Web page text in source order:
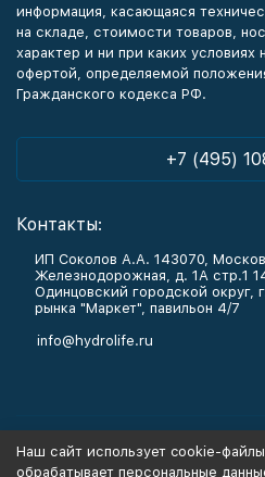
информация, касающаяся
на складе, стоимости товаров,
характер и ни при каких условиях
офертой, определяемой
Гражданского кодекса РФ.
+7 (495)
Контакты:
ИП Соколов А.А. 143070,
Железнодорожная, д. 1А стр.1
Одинцовский городской округ,
рынка "Маркет", павильон 4/7
info@hydrolife.ru
Наш сайт использует cookie-
обрабатывает персональные